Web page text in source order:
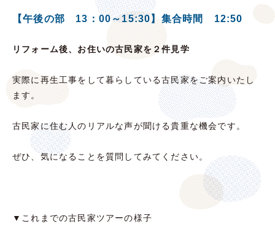
【午後の部 13：00～15:30】集合時間 12:50
リフォーム後、お住いの古民家を２件見学
実際に再生工事をして暮らしている古民家をご案内いたし
ます。
古民家に住む人のリアルな声が聞ける貴重な機会です。
ぜひ、気になることを質問してみてください。
▼これまでの古民家ツアーの様子